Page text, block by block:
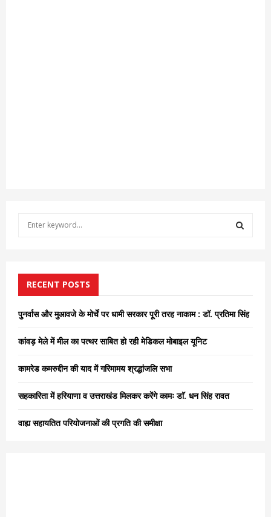
f
o
r
RECENT POSTS
पुनर्वास और मुआवजे के मोर्चे पर धामी सरकार पूरी तरह नाकाम : डॉ. प्रतिमा सिंह
कांवड़ मेले में मील का पत्थर साबित हो रही मेडिकल मोबाइल यूनिट
कामरेड कमरुद्दीन की याद में गरिमामय श्रद्धांजलि सभा
सहकारिता में हरियाणा व उत्तराखंड मिलकर करेंगे कामः डाॅ. धन सिंह रावत
वाह्य सहायतित परियोजनाओं की प्रगति की समीक्षा